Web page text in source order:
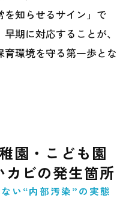
を知らせるサイン」で
期に対応することが、
環境を守る第一歩とな
園・こども園
カビの発生箇所
い“内部汚染”の実態